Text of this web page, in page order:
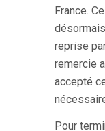
France.
reprise
remercie
accepté
Pour